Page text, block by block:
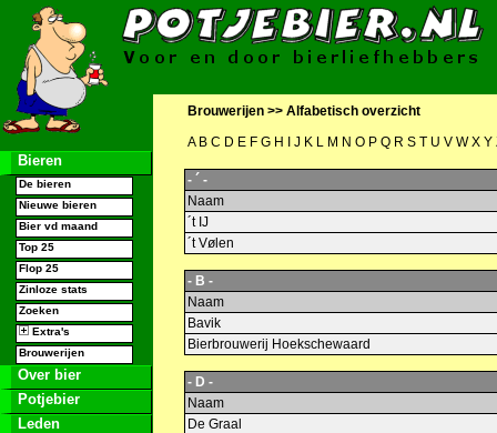
Bieren
De bieren
Nieuwe bieren
Bier vd maand
Top 25
Flop 25
Zinloze stats
Zoeken
Extra's
Brouwerijen
Over bier
Potjebier
Leden
Brouwerijen >> Alfabetisch overzicht
A B C D E F G H J K L M N O P Q R S T U V W X Y
- ´ -
Naam
´t IJ
´t Vølen
- B -
Naam
Bavik
Bierbrouwerij Hoekschewaard
- D -
Naam
De Graal